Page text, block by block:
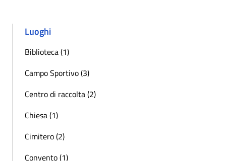
Luoghi
Biblioteca (1)
Campo Sportivo (3)
Centro di raccolta (2)
Chiesa (1)
Cimitero (2)
Convento (1)